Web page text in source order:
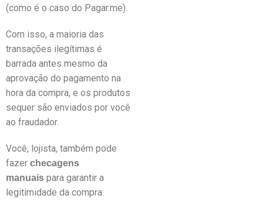
(como é o caso do Pagar.me).
Com isso, a maioria das
transações ilegítimas é
barrada antes mesmo da
aprovação do pagamento na
hora da compra, e os produtos
sequer são enviados por você
ao fraudador.
Você, lojista, também pode
fazer checagens
manuais para garantir a
legitimidade da compra: